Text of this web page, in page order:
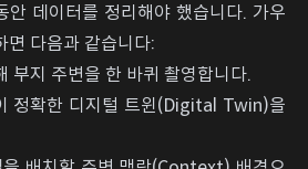
안 데이터를 정리해야 했습니다. 가우
면 다음과 같습니다:
부지 주변을 한 바퀴 촬영합니다.
정확한 디지털 트윈(Digital Twin)을